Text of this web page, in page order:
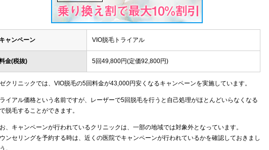
キャンペーン VIO脱毛トライアル
金(税抜) 5回49,800円(定価92,800円)
クリニックでは、VIO脱毛の5回料金が43,000円安くなるキャンペーンを実施しています。
ライアル価格という名前ですが、レーザーで5回脱毛を行うと自己処理がほとんどいらなくなる
脱毛することができます。
、キャンペーンが行われているクリニックは、一部の地域では対象外となっています。
ンセリングを予約する時は、近くの医院でキャンペーンが行われているかを確認しておきまし
。